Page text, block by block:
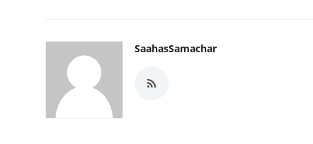
SaahasSamachar